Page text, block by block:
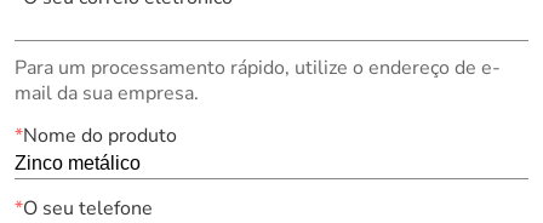
Para um processamento rápido, utilize o endereço de e-
mail da sua empresa.
*Nome do produto
*O seu telefone